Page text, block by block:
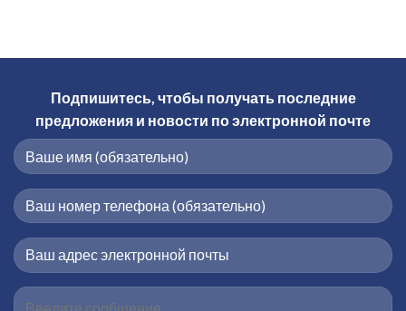
Подпишитесь, чтобы получать последние
предложения и новости по электронной почте